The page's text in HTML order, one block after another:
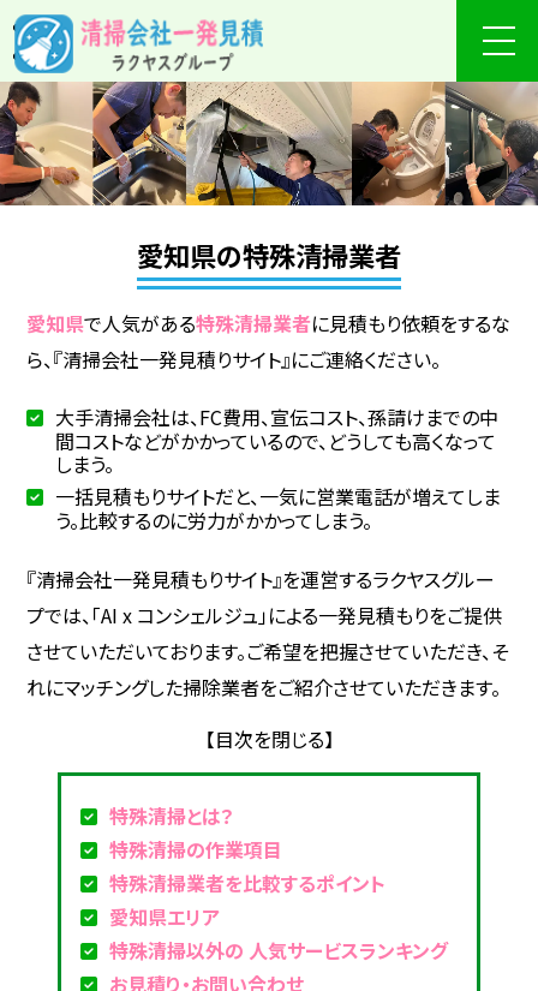
愛知県の特殊清掃業者
愛知県で人気がある特殊清掃業者に見積もり依頼をするな
ら、『清掃会社一発見積りサイト』にご連絡ください。
大手清掃会社は、FC費用、宣伝コスト、孫請けまでの中
間コストなどがかかっているので、どうしても高くなって
しまう。
一括見積もりサイトだと、一気に営業電話が増えてしま
う。比較するのに労力がかかってしまう。
『清掃会社一発見積もりサイト』を運営するラクヤスグルー
プでは、「AI x コンシェルジュ」による一発見積もりをご提供
させていただいております。ご希望を把握させていただき、そ
れにマッチングした掃除業者をご紹介させていただきます。
特殊清掃とは？
特殊清掃の作業項目
特殊清掃業者を比較するポイント
愛知県エリア
特殊清掃以外の 人気サービスランキング
お見積り・お問い合わせ